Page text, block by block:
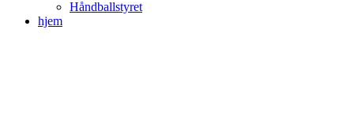
Håndballstyret
hjem